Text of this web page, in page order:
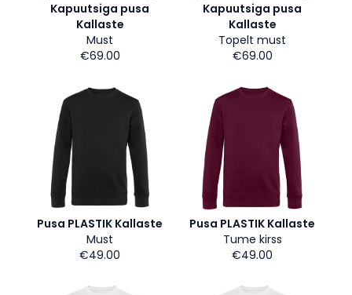
Kapuutsiga pusa
Kallaste
Must
€69.00
Kapuutsiga pusa
Kallaste
Topelt must
€69.00
Pusa PLASTIK Kallaste
Must
€49.00
Pusa PLASTIK Kallaste
Tume kirss
€49.00